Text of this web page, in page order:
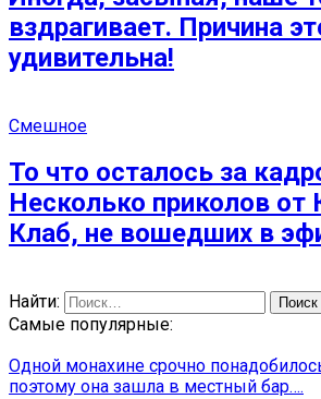
вздрагивает. Причина
удивительна!
Смешное
То что осталось за
Несколько приколов от
Клаб, не вошедших в
Найти:
Самые популярные:
Одной монахине срочно
поэтому она зашла в местный бар….